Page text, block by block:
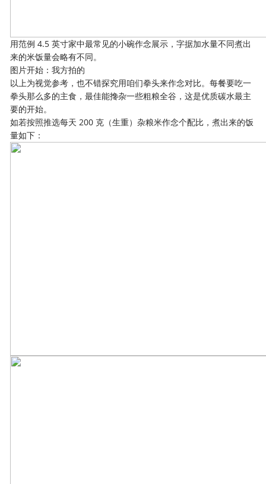
用范例 4.5 英寸家中最常见的小碗作念展示，字据加水量不同煮出
来的米饭量会略有不同。
图片开始：我方拍的
以上为视觉参考，也不错探究用咱们拳头来作念对比。每餐要吃一
拳头那么多的主食，最佳能搀杂一些粗粮全谷，这是优质碳水最主
要的开始。
如若按照推选每天 200 克（生重）杂粮米作念个配比，煮出来的饭
量如下：